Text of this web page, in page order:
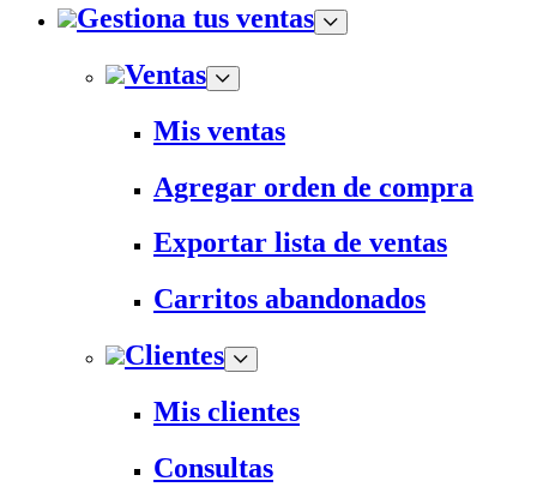
Gestiona tus ventas
Ventas
Mis ventas
Agregar orden de compra
Exportar lista de ventas
Carritos abandonados
Clientes
Mis clientes
Consultas